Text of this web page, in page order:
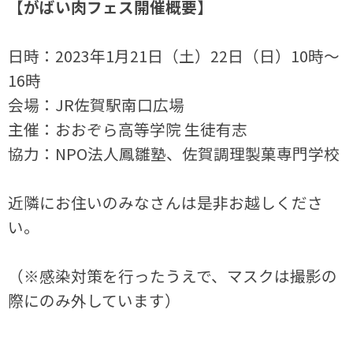
【がばい肉フェス開催概要】
日時：2023年1月21日（土）22日（日）10時～
16時
会場：JR佐賀駅南口広場
主催：おおぞら高等学院 生徒有志
協力：NPO法人鳳雛塾、佐賀調理製菓専門学校
近隣にお住いのみなさんは是非お越しくださ
い。
（※感染対策を行ったうえで、マスクは撮影の
際にのみ外しています）